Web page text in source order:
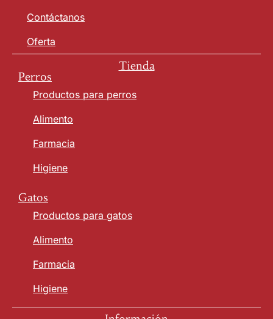
Contáctanos
Oferta
Tienda
Perros
Productos para perros
Alimento
Farmacia
Higiene
Gatos
Productos para gatos
Alimento
Farmacia
Higiene